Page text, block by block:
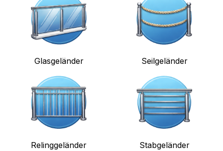
Glasgeländer Seilgeländer
Relinggeländer Stabgeländer